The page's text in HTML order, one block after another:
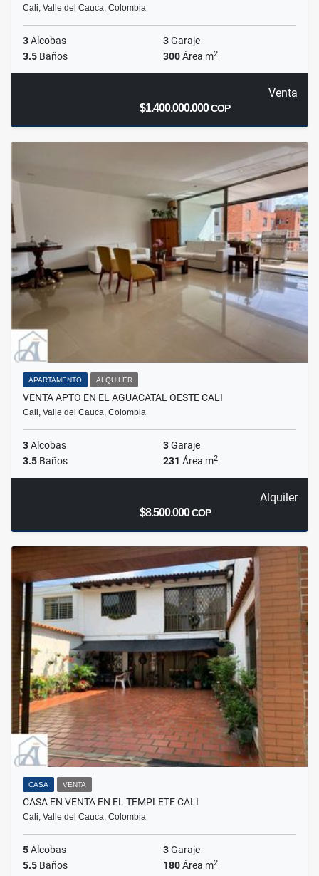
Cali, Valle del Cauca, Colombia
3Alcobas 3Garaje
3.5 Baños 300Área m2
Venta
$1.400.000.000COP
APARTAMENTO ALQUILER
VENTA APTO EN EL AGUACATAL OESTE CALI
Cali, Valle del Cauca, Colombia
3Alcobas 3Garaje
3.5 Baños 231 Área m2
Alquiler
$8.500.000COP
CASA VENTA
CASA EN VENTA EN EL TEMPLETE CALI
Cali, Valle del Cauca, Colombia
5Alcobas 3Garaje
5.5 Baños 180Área m2